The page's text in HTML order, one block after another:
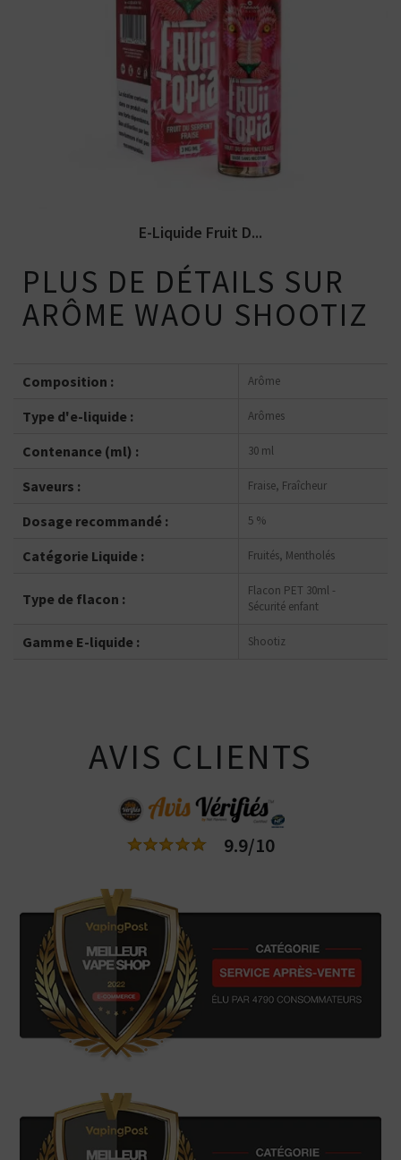
Arômes : fraise, fruit du serpent. E-
liquide Fruiitopia par LIPS....
E-Liquide Fruit D...
PLUS DE DÉTAILS SUR
ARÔME WAOU SHOOTIZ
Composition : Arôme
Type d'e-liquide : Arômes
Contenance (ml) : 30 ml
Saveurs : Fraise, Fraîcheur
Dosage recommandé : 5 %
Catégorie Liquide : Fruités, Mentholés
Type de flacon :
Flacon PET 30ml -
Sécurité enfant
Gamme E-liquide : Shootiz
AVIS CLIENTS
9.9/10